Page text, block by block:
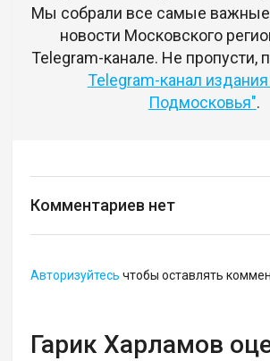
Мы собрали все самые важные
новости Московского
Telegram-канале. Не пропусти,
Telegram-канал
Подмосковья".
Комментариев нет
Авторизуйтесь чтобы оставлять
Гарик Харламов